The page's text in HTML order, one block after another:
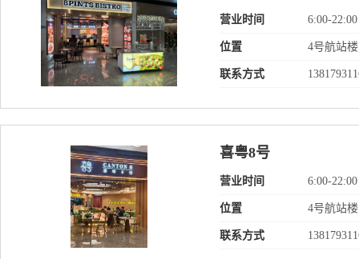
营业时间 6:00-22:00
位置 4号航站
联系方式
喜粤8号
营业时间 6:00-22:00
位置 4号航站
联系方式